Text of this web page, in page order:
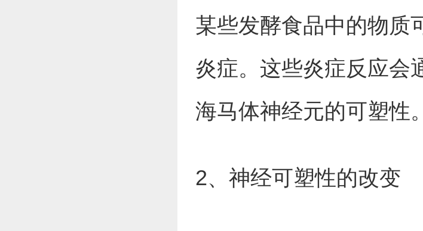
某些发酵食品中的物质
炎症。这些炎症反应会
海马体神经元的可塑性。
2、神经可塑性的改变